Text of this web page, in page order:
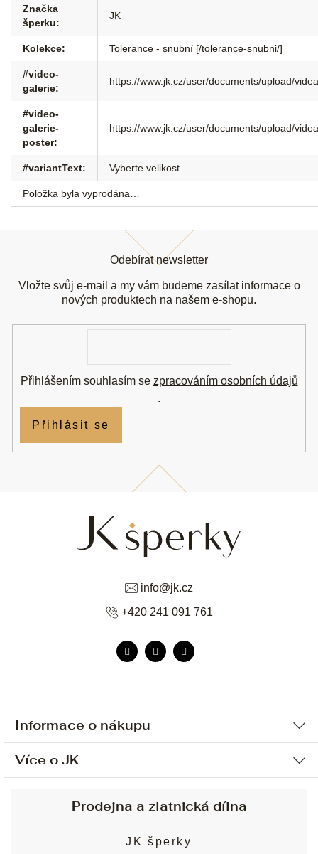
Značka
šperku:
JK
Kolekce: Tolerance - snubní [/tolerance-snubni/]
#video-
galerie:
https://www.jk.cz/user/documents/upload/
#video-
galerie-
poster:
https://www.jk.cz/user/documents/upload/
#variantText: Vyberte velikost
Položka byla vyprodána…
Informace o nákupu
Ochrana osobních údajů
Sjednání osobní schůzky
Obchodní podmínky
Více o JK
info@jk.cz
+420 241 091 761
Odebírat newsletter
Vložte svůj e-mail a my vám budeme zasílat informace o
nových produktech na našem e-shopu.
Přihlášením souhlasím se zpracováním osobních údajů
.
Přihlásit se
Prodejna a zlatnická dílna
JK šperky